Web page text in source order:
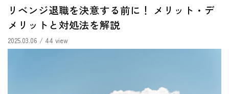
リベンジ退職を決意する前に！ メリット・デ
メリットと対処法を解説
2025.03.06 / 44 view